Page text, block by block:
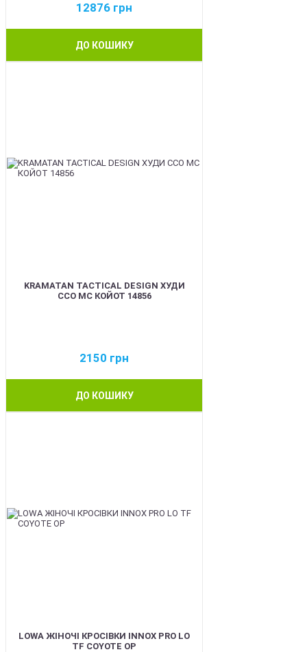
12876 грн
ДО КОШИКУ
KRAMATAN TACTICAL DESIGN ХУДИ
ССО МС КОЙОТ 14856
2150 грн
ДО КОШИКУ
LOWA ЖІНОЧІ КРОСІВКИ INNOX PRO LO
TF COYOTE OP